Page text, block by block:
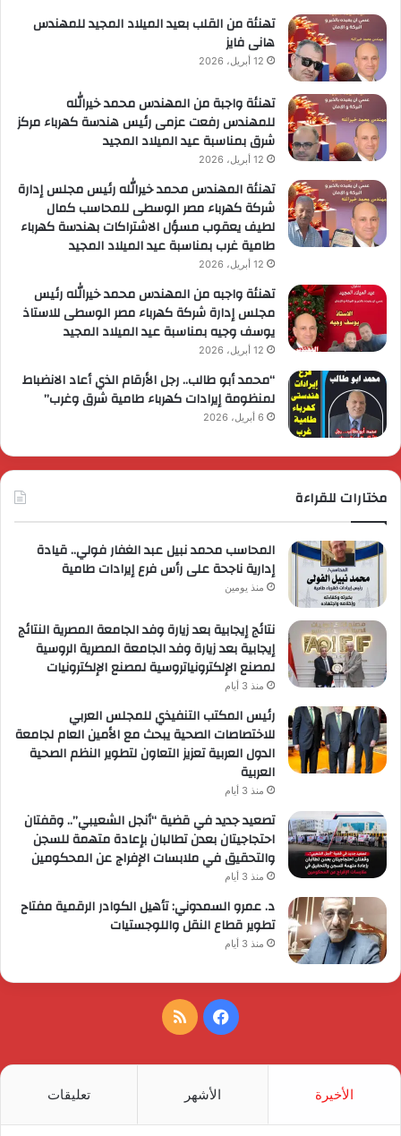
تهنئة من القلب بعيد الميلاد المجيد للمهندس
هانى فايز
12 أبريل، 2026
تهنئة واجبة من المهندس محمد خيرالله
للمهندس رفعت عزمى رئيس هندسة كهرباء مركز
شرق بمناسبة عيد الميلاد المجيد
12 أبريل، 2026
تهنئة المهندس محمد خيرالله رئيس مجلس إدارة
شركة كهرباء مصر الوسطى للمحاسب كمال
لطيف يعقوب مسؤل الاشتراكات بهندسة كهرباء
طامية غرب بمناسبة عيد الميلاد المجيد
12 أبريل، 2026
تهنئة واجبه من المهندس محمد خيرالله رئيس
مجلس إدارة شركة كهرباء مصر الوسطى للاستاذ
يوسف وجيه بمناسبة عيد الميلاد المجيد
12 أبريل، 2026
“محمد أبو طالب.. رجل الأرقام الذي أعاد الانضباط
لمنظومة إيرادات كهرباء طامية شرق وغرب”
6 أبريل، 2026
مختارات للقراءة
المحاسب محمد نبيل عبد الغفار فولي.. قيادة
إدارية ناجحة على رأس فرع إيرادات طامية
منذ يومين
نتائج إيجابية بعد زيارة وفد الجامعة المصرية النتائج
إيجابية بعد زيارة وفد الجامعة المصرية الروسية
لمصنع الإلكترونياتروسية لمصنع الإلكترونيات
منذ 3 أيام
رئيس المكتب التنفيذي للمجلس العربي
للاختصاصات الصحية يبحث مع الأمين العام لجامعة
الدول العربية تعزيز التعاون لتطوير النظم الصحية
العربية
منذ 3 أيام
تصعيد جديد في قضية “أنجل الشعيبي”.. وقفتان
احتجاجيتان بعدن تطالبان بإعادة متهمة للسجن
والتحقيق في ملابسات الإفراج عن المحكومين
منذ 3 أيام
د. عمرو السمدوني: تأهيل الكوادر الرقمية مفتاح
تطوير قطاع النقل واللوجستيات
منذ 3 أيام
فيسبوكملخص
الأخيرة الأشهر تعليقات